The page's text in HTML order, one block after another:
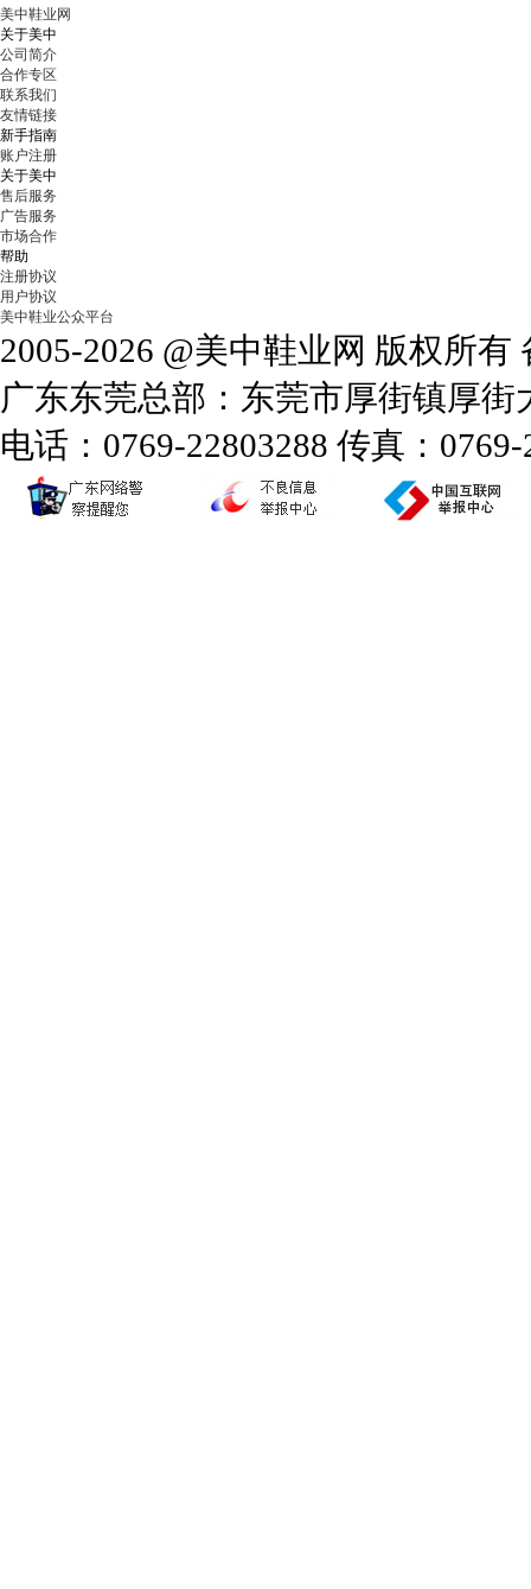
美中鞋业网
关于美中
公司简介
合作专区
联系我们
友情链接
新手指南
账户注册
关于美中
售后服务
广告服务
市场合作
帮助
注册协议
用户协议
美中鞋业公众平台
2005-2026 @美中鞋业网 版权所有
广东东莞总部：东莞市厚街镇厚
电话：0769-22803288 传真：0769-